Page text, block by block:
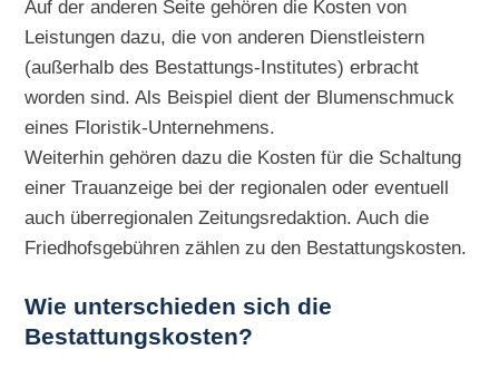
Auf der anderen Seite gehören die Kosten von
Leistungen dazu, die von anderen Dienstleistern
(außerhalb des Bestattungs-Institutes) erbracht
worden sind. Als Beispiel dient der Blumenschmuck
eines Floristik-Unternehmens.
Weiterhin gehören dazu die Kosten für die Schaltung
einer Trauanzeige bei der regionalen oder eventuell
auch überregionalen Zeitungsredaktion. Auch die
Friedhofsgebühren zählen zu den Bestattungskosten.
Wie unterschieden sich die
Bestattungskosten?